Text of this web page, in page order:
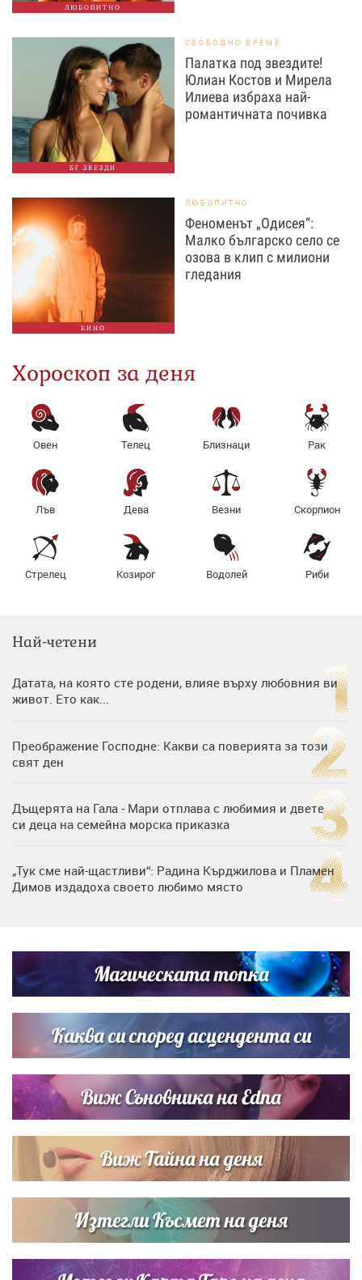
ЛЮБОПИТНО
БГ ЗВЕЗДИ
СВОБОДНО ВРЕМЕ
Палатка под звездите!
Юлиан Костов и Мирела
Илиева избраха най-
романтичната почивка
КИНО
ЛЮБОПИТНО
Феноменът „Одисея“:
Малко българско село се
озова в клип с милиони
гледания
Хороскоп за деня
Овен Телец Близнаци Рак
Лъв Дева Везни Скорпион
Стрелец Козирог Водолей Риби
Най-четени
Датата, на която сте родени, влияе върху любовния ви
живот. Ето как...
Преображение Господне: Какви са поверията за този
свят ден
Дъщерята на Гала - Мари отплава с любимия и двете
си деца на семейна морска приказка
„Тук сме най-щастливи“: Радина Кърджилова и Пламен
Димов издадоха своето любимо място
Братя Аргирови я изненадаха с песен
Магическата топка
Каква си според асцендента си
Виж Съновника на Edna
Виж Тайна на деня
Изтегли Късмет на деня